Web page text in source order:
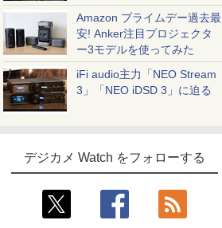
Amazon プライムデー過去最
安! Anker注目プロジェクタ
ー3モデルを使ってみた
iFi audio主力「NEO Stream
3」「NEO iDSD 3」に迫る
デジカメ Watch をフォローする